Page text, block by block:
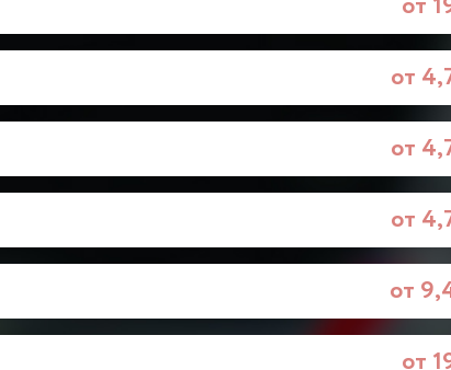
от
от
от
от
от